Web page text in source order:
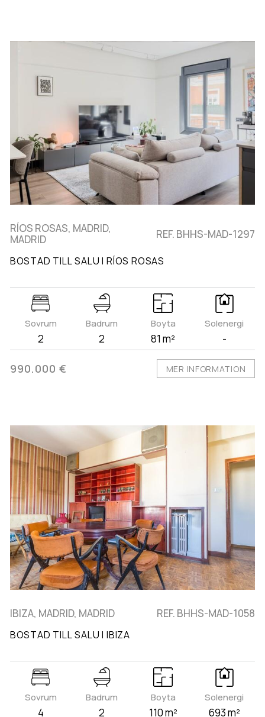
RÍOS ROSAS, MADRID,
MADRID
REF. BHHS-MAD-1297
BOSTAD TILL SALU I RÍOS ROSAS
Sovrum
2
Badrum
2
Boyta
81 m²
Solenergi
-
990.000 € MER INFORMATION
IBIZA, MADRID, MADRID REF. BHHS-MAD-1058
BOSTAD TILL SALU I IBIZA
Sovrum
4
Badrum
2
Boyta
110 m²
Solenergi
693 m²